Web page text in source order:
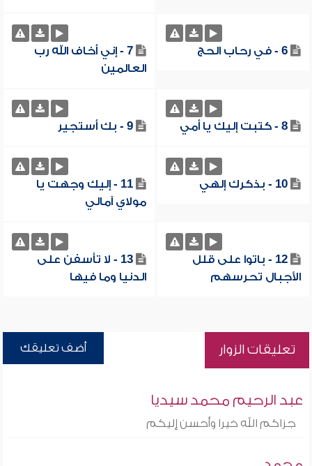
6 - في رحاب الحج
7 - إني أخاف الله رب
العالمين
8 - كتبت إليك يا أمي 9 - بك أستجير
10 - بذكرك إلهي
11 - إليك وجهت يا
مولاي آمالي
12 - باتوا على قلل
الأجبال تحرسهم
13 - لا تأسفن على
الدنيا وما فيها
تعليقات الزوار أضف تعليقك
عبد الرحيم محمد سيديا
جزاكم الله خيرا وأحسن إليكم